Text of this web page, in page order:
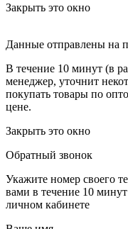
Закрыть это окно
Данные отправлены на
В течение 10 минут (в
менеджер, уточнит
покупать товары по
цене.
Закрыть это окно
Обратный звонок
Укажите номер своего
вами в течение 10
личном кабинете